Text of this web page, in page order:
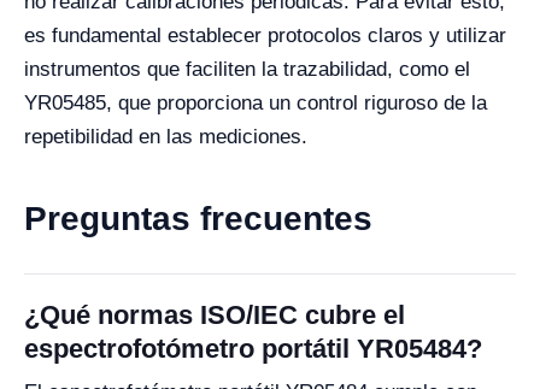
es fundamental establecer protocolos claros y utilizar
instrumentos que faciliten la trazabilidad, como el
YR05485, que proporciona un control riguroso de la
repetibilidad en las mediciones.
Preguntas frecuentes
¿Qué normas ISO/IEC cubre el
espectrofotómetro portátil YR05484?